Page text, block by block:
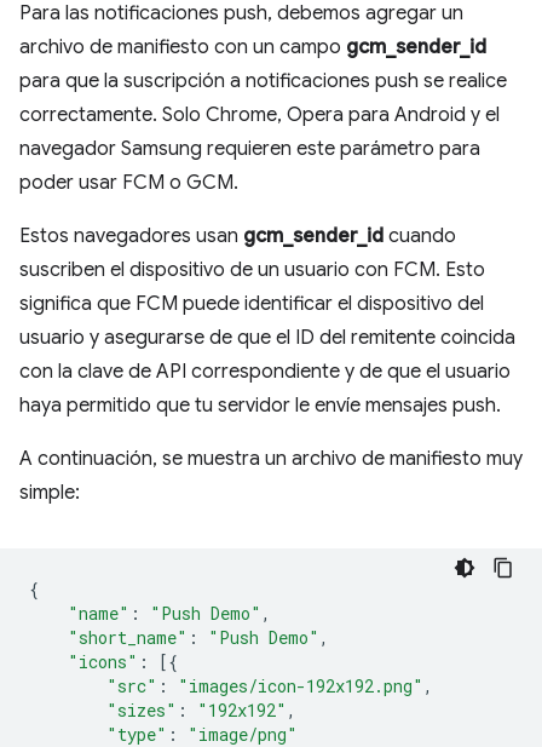
Para las notificaciones push, debemos agregar un
archivo de manifiesto con un campo gcm_sender_id
para que la suscripción a notificaciones push se realice
correctamente. Solo Chrome, Opera para Android y el
navegador Samsung requieren este parámetro para
poder usar FCM o GCM.
Estos navegadores usan gcm_sender_id cuando
suscriben el dispositivo de un usuario con FCM. Esto
significa que FCM puede identificar el dispositivo del
usuario y asegurarse de que el ID del remitente coincida
con la clave de API correspondiente y de que el usuario
haya permitido que tu servidor le envíe mensajes push.
A continuación, se muestra un archivo de manifiesto muy
simple:
{
"name" : "Push Demo" ,
"short_name" : "Push Demo" ,
"icons" :
[{
"src" : "images/icon-192x192.png" ,
"sizes" : "192x192" ,
"type" :
"image/png"